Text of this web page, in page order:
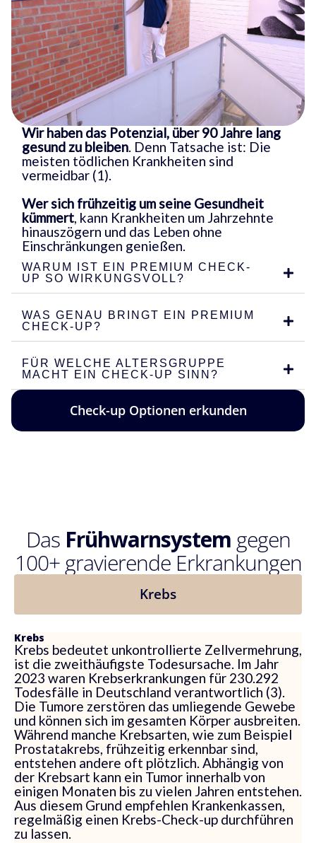
Wir haben das Potenzial, über 90 Jahre lang
gesund zu bleiben. Denn Tatsache ist: Die
meisten tödlichen Krankheiten sind
vermeidbar (1).
Wer sich frühzeitig um seine Gesundheit
kümmert, kann Krankheiten um Jahrzehnte
hinauszögern und das Leben ohne
Einschränkungen genießen.
WARUM IST EIN PREMIUM CHECK-
UP SO WIRKUNGSVOLL?
WAS GENAU BRINGT EIN PREMIUM
CHECK-UP?
FÜR WELCHE ALTERSGRUPPE
MACHT EIN CHECK-UP SINN?
Check-up Optionen erkunden
DasFrühwarnsystem gegen
100+ gravierende Erkrankungen
Krebs
Krebs
Krebs bedeutet unkontrollierte Zellvermehrung,
ist die zweithäufigste Todesursache. Im Jahr
2023 waren Krebserkrankungen für 230.292
Todesfälle in Deutschland verantwortlich (3).
Die Tumore zerstören das umliegende Gewebe
und können sich im gesamten Körper ausbreiten.
Während manche Krebsarten, wie zum Beispiel
Prostatakrebs, frühzeitig erkennbar sind,
entstehen andere oft plötzlich. Abhängig von
der Krebsart kann ein Tumor innerhalb von
einigen Monaten bis zu vielen Jahren entstehen.
Aus diesem Grund empfehlen Krankenkassen,
regelmäßig einen Krebs-Check-up durchführen
zu lassen.